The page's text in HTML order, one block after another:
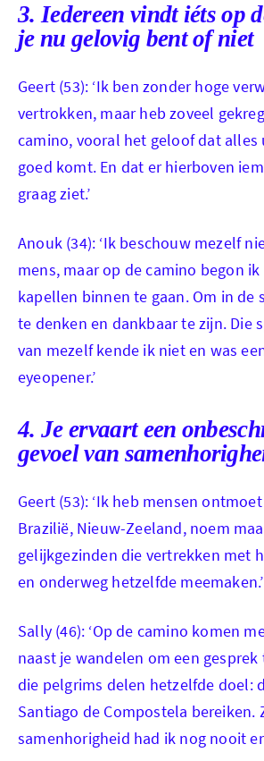
as.jpg
3. Iedereen vindt iéts op
je nu gelovig bent of niet
Geert (53): ‘Ik ben zonder hoge
vertrokken, maar heb zoveel
camino, vooral het geloof dat
goed komt. En dat er hierboven
graag ziet.’
Anouk (34): ‘Ik beschouw mezelf
mens, maar op de camino begon
kapellen binnen te gaan. Om in de
te denken en dankbaar te zijn. Die
van mezelf kende ik niet en was
eyeopener.’
Geert onderweg
4. Je ervaart een
gevoel van
Geert (53): ‘Ik heb mensen
Brazilië, Nieuw-Zeeland, noem
gelijkgezinden die vertrekken met
en onderweg hetzelfde meemaken.’
Sally (46): ‘Op de camino komen
naast je wandelen om een gesprek
die pelgrims delen hetzelfde doel:
Santiago de Compostela bereiken.
samenhorigheid had ik nog nooit